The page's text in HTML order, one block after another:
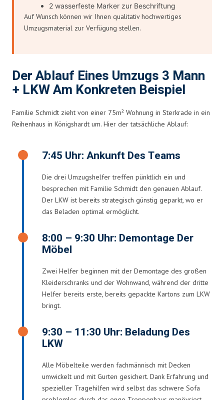
2 wasserfeste Marker zur Beschriftung
Auf Wunsch können wir Ihnen qualitativ hochwertiges
Umzugsmaterial zur Verfügung stellen.
Der Ablauf Eines Umzugs 3 Mann
+ LKW Am Konkreten Beispiel
Familie Schmidt zieht von einer 75m² Wohnung in Sterkrade in ein
Reihenhaus in Königshardt um. Hier der tatsächliche Ablauf:
7:45 Uhr: Ankunft Des Teams
Die drei Umzugshelfer treffen pünktlich ein und
besprechen mit Familie Schmidt den genauen Ablauf.
Der LKW ist bereits strategisch günstig geparkt, wo er
das Beladen optimal ermöglicht.
8:00 – 9:30 Uhr: Demontage Der
Möbel
Zwei Helfer beginnen mit der Demontage des großen
Kleiderschranks und der Wohnwand, während der dritte
Helfer bereits erste, bereits gepackte Kartons zum LKW
bringt.
9:30 – 11:30 Uhr: Beladung Des
LKW
Alle Möbelteile werden fachmännisch mit Decken
umwickelt und mit Gurten gesichert. Dank Erfahrung und
spezieller Tragehilfen wird selbst das schwere Sofa